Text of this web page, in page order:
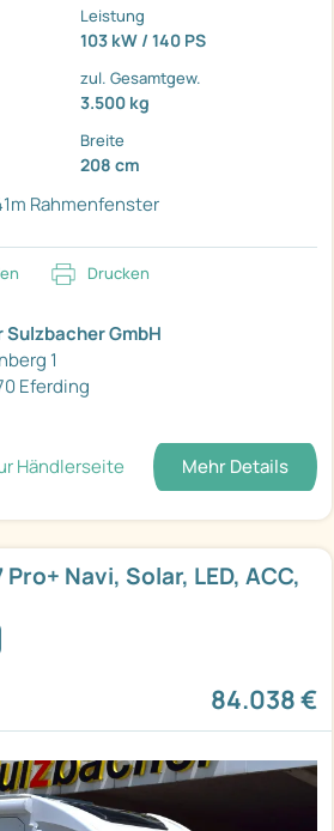
Leistung
103 kW / 140 PS
zul. Gesamtgew.
3.500 kg
Breite
208 cm
Rahmenfenster
Drucken
Sulzbacher GmbH
1
Eferding
Händlerseite Mehr Details
Navi, Solar, LED, ACC,
84.038 €